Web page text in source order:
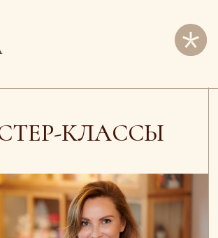
КЛАССЫ